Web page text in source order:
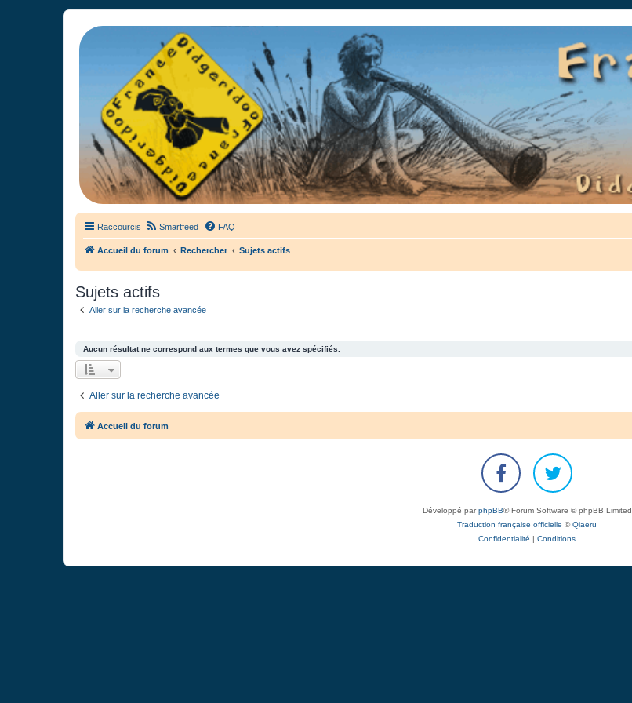
France Didgeridoo
Didgeridoo et Guimbarde sur France Didgeridoo - retrouvez la communauté.
Raccourcis Smartfeed FAQ
Accueil du forum Rechercher Sujets actifs
Sujets actifs
Aller sur la recherche avancée
Aucun résultat ne correspond aux termes que vous avez spécifiés.
Aller sur la recherche avancée
Accueil du forum
Développé parphpBB® Forum Software © phpBB Limited
Traduction française officielle ©Qiaeru
Confidentialité | Conditions